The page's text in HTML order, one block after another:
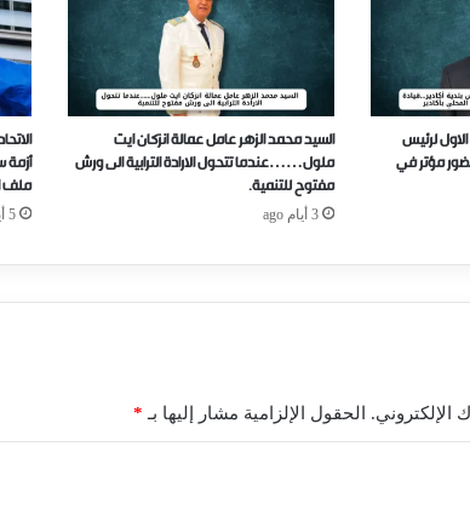
لرئيس
مؤتر في
السيد محمد الزهر عامل عمالة انزكان ايت
ملول……عندما تتحول الارادة الترابية الى ورش
مفتوح للتنمية.
3 أيام ago
أزمة
ملف
5 أيام ago
الإلكتروني. الحقول الإلزامية مشار إليها بـ *